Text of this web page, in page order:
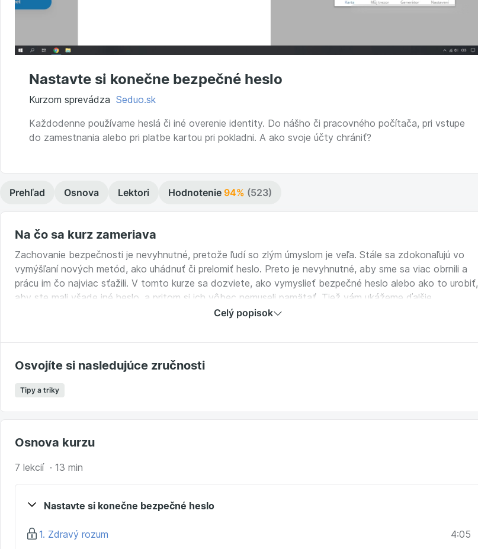
Nastavte si konečne bezpečné heslo
Kurzom sprevádza Seduo.sk
Každodenne používame heslá či iné overenie identity. Do nášho či pracovného počítača, pri vstupe
do zamestnania alebo pri platbe kartou pri pokladni. A ako svoje účty chrániť?
Prehľad Osnova Lektori Hodnotenie 94% (523)
Na čo sa kurz zameriava
Zachovanie bezpečnosti je nevyhnutné, pretože ľudí so zlým úmyslom je veľa. Stále sa zdokonaľujú vo
vymýšľaní nových metód, ako uhádnuť či prelomiť heslo. Preto je nevyhnutné, aby sme sa viac obrnili a
prácu im čo najviac sťažili. V tomto kurze sa dozviete, ako vymyslieť bezpečné heslo alebo ako to urobiť,
aby ste mali všade iné heslo, a pritom si ich vôbec nemuseli pamätať. Tiež vám ukážeme ďalšie
bezpečnostné nástroje, ktoré vám pomôžu k bezpečnejšiemu správaniu sa na internete.
Celý popisok
Osvojíte si nasledujúce zručnosti
Tipy a triky
Osnova kurzu
7 lekcií · 13 min
Nastavte si konečne bezpečné heslo
1. Zdravý rozum
4:05